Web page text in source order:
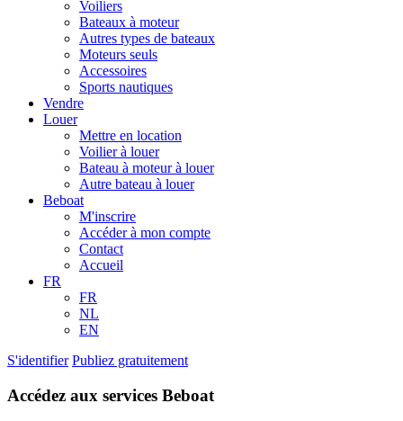
Voiliers
Bateaux à moteur
Autres types de bateaux
Moteurs seuls
Accessoires
Sports nautiques
Vendre
Louer
Mettre en location
Voilier à louer
Bateau à moteur à louer
Autre bateau à louer
Beboat
M'inscrire
Accéder à mon compte
Contact
Accueil
FR
FR
NL
EN
S'identifier Publiez gratuitement
Accédez aux services Beboat